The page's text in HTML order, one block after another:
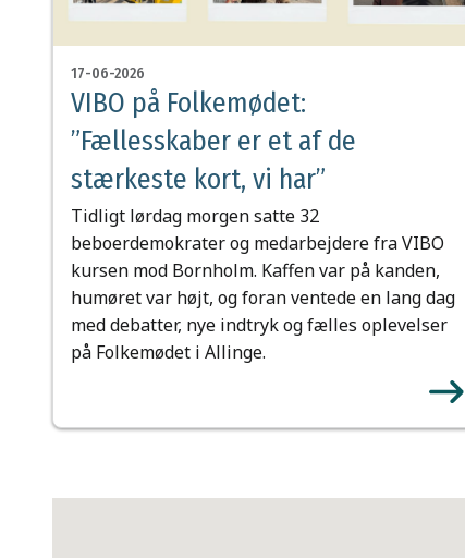
17-06-2026
VIBO på Folkemødet:
”Fællesskaber er et af de
stærkeste kort, vi har”
Tidligt lørdag morgen satte 32
beboerdemokrater og medarbejdere fra VIBO
kursen mod Bornholm. Kaffen var på kanden,
humøret var højt, og foran ventede en lang dag
med debatter, nye indtryk og fælles oplevelser
på Folkemødet i Allinge.